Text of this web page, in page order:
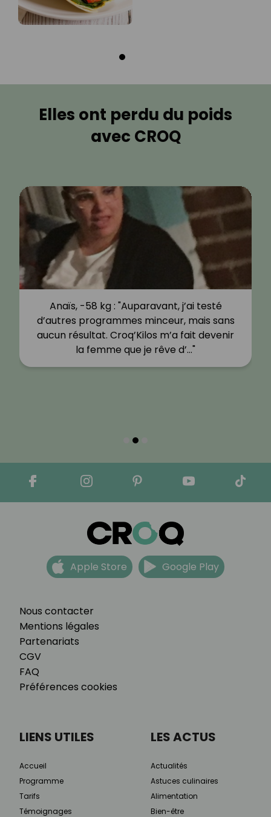
Elles ont perdu du poids
avec CROQ
Anaïs, -58 kg : "Auparavant, j’ai testé
d’autres programmes minceur, mais sans
aucun résultat. Croq’Kilos m’a fait devenir
la femme que je rêve d’…"
Nous contacter
Mentions légales
Partenariats
CGV
FAQ
Préférences cookies
Apple Store Google Play
LIENS UTILES
Accueil
Programme
Tarifs
Témoignages
LES ACTUS
Actualités
Astuces culinaires
Alimentation
Bien-être